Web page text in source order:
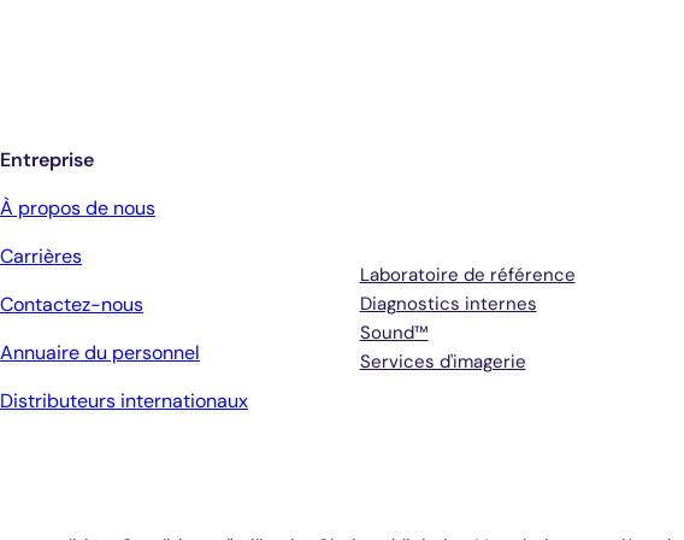
Entreprise
À propos de nous
Carrières
Contactez-nous
Annuaire du personnel
Distributeurs internationaux
Laboratoire de référence
Diagnostics internes
Sound™
Services d'imagerie